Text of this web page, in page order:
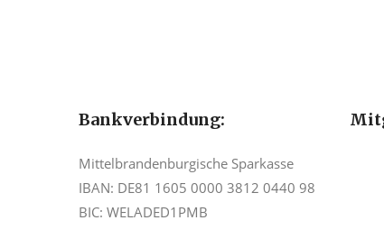
Bankverbindung:
Mittelbrandenburgische Sparkasse
IBAN: DE81 1605 0000 3812 0440 98
BIC: WELADED1PMB